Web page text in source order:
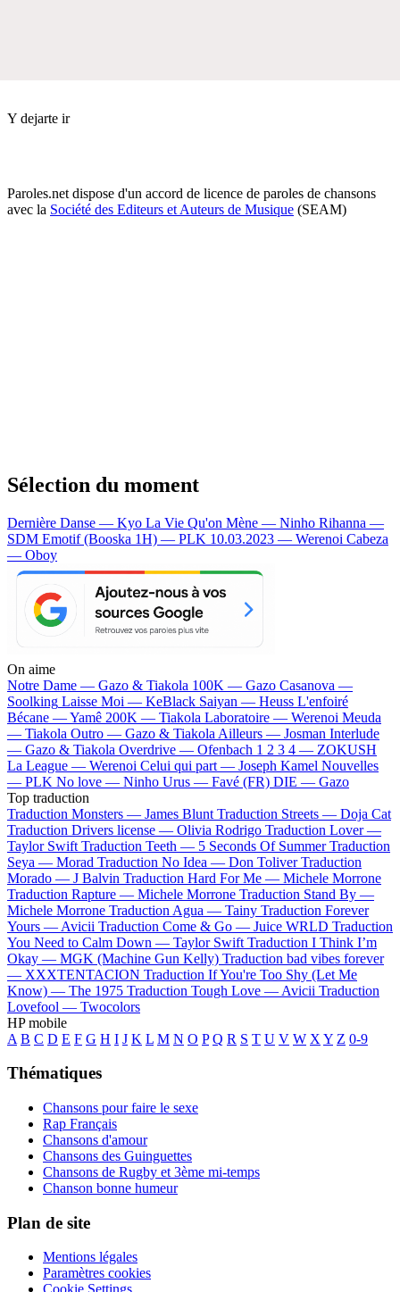
Y dejarte ir
Paroles.net dispose d'un accord de licence de paroles de chansons
avec la Société des Editeurs et Auteurs de Musique (SEAM)
Sélection du moment
Dernière Danse — Kyo La Vie Qu'on Mène — Ninho Rihanna —
SDM Emotif (Booska 1H) — PLK 10.03.2023 — Werenoi Cabeza
— Oboy
On aime
Notre Dame — Gazo & Tiakola 100K — Gazo Casanova —
Soolking Laisse Moi — KeBlack Saiyan — Heuss L'enfoiré
Bécane —Yamê 200K — Tiakola Laboratoire — Werenoi Meuda
— Tiakola Outro — Gazo & Tiakola Ailleurs — Josman Interlude
— Gazo & Tiakola Overdrive — Ofenbach 1 2 3 4 — ZOKUSH
La League — Werenoi Celui qui part — Joseph Kamel Nouvelles
— PLK No love — Ninho Urus — Favé (FR) DIE — Gazo
Top traduction
Traduction Monsters — James Blunt Traduction Streets — Doja Cat
Traduction Drivers license — Olivia Rodrigo Traduction Lover —
Taylor Swift Traduction Teeth — 5 Seconds Of Summer Traduction
Seya — Morad Traduction No Idea — Don Toliver Traduction
Morado — J Balvin Traduction Hard For Me — Michele Morrone
Traduction Rapture — Michele Morrone Traduction Stand By —
Michele Morrone Traduction Agua — Tainy Traduction Forever
Yours — Avicii Traduction Come & Go — Juice WRLD Traduction
You Need to Calm Down — Taylor Swift Traduction I Think I’m
Okay — MGK (Machine Gun Kelly) Traduction bad vibes forever
— XXXTENTACION Traduction If You're Too Shy (Let Me
Know) — The 1975 Traduction Tough Love — Avicii Traduction
Lovefool — Twocolors
HP mobile
A B C D E F G H I J K L M N O P Q R S T U V W X Y Z 0-9
Thématiques
Chansons pour faire le sexe
Rap Français
Chansons d'amour
Chansons des Guinguettes
Chansons de Rugby et 3ème mi-temps
Chanson bonne humeur
Plan de site
Mentions légales
Paramètres cookies